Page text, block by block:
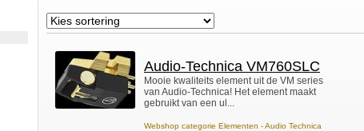
Audio-Technica VM760SLC
Mooie kwaliteits element uit de VM series
van Audio-Technica! Het element maakt
gebruikt van een ul...
Webshop categorie Elementen - Audio Technica